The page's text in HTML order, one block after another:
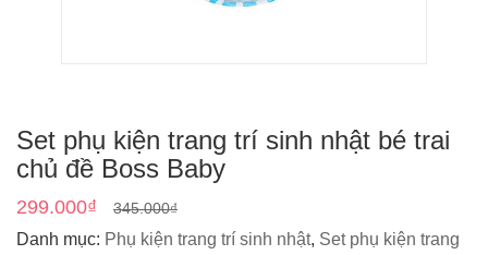
Set phụ kiện trang trí sinh nhật bé trai
chủ đề Boss Baby
345.000₫
299.000₫
Danh mục: Phụ kiện trang trí sinh nhật, Set phụ kiện trang